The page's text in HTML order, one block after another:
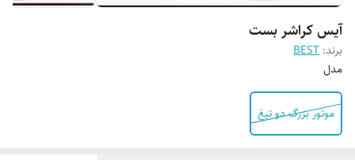
آیس کراشر بست
برند: BEST
مدل
موتور بزرگ دو تیغ